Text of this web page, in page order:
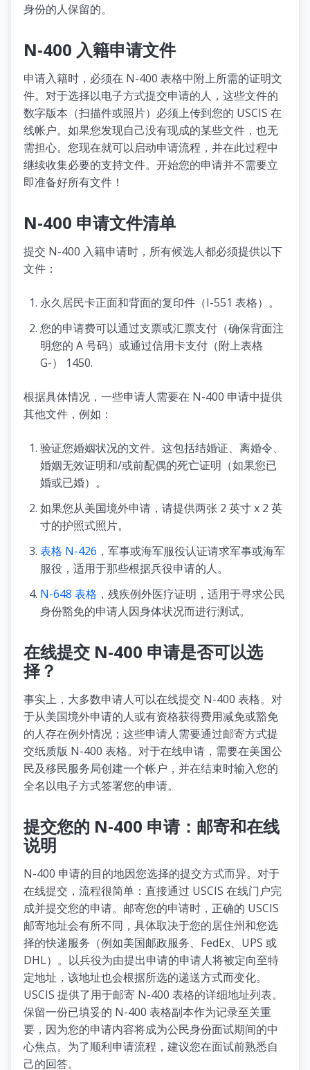
身份的人保留的。
N-400 入籍申请文件
申请入籍时，必须在 N-400 表格中附上所需的证明文
件。对于选择以电子方式提交申请的人，这些文件的
数字版本（扫描件或照片）必须上传到您的 USCIS 在
线帐户。如果您发现自己没有现成的某些文件，也无
需担心。您现在就可以启动申请流程，并在此过程中
继续收集必要的支持文件。开始您的申请并不需要立
即准备好所有文件！
N-400 申请文件清单
提交 N-400 入籍申请时，所有候选人都必须提供以下
文件：
永久居民卡正面和背面的复印件（I-551 表格）。
您的申请费可以通过支票或汇票支付（确保背面注
明您的 A 号码）或通过信用卡支付（附上表格
G-） 1450.
根据具体情况，一些申请人需要在 N-400 申请中提供
其他文件，例如：
验证您婚姻状况的文件。这包括结婚证、离婚令、
婚姻无效证明和/或前配偶的死亡证明（如果您已
婚或已婚）。
如果您从美国境外申请，请提供两张 2 英寸 x 2 英
寸的护照式照片。
表格 N-426 ，军事或海军服役认证请求军事或海军
服役，适用于那些根据兵役申请的人。
N-648 表格 ，残疾例外医疗证明，适用于寻求公民
身份豁免的申请人因身体状况而进行测试。
在线提交 N-400 申请是否可以选
择？
事实上，大多数申请人可以在线提交 N-400 表格。对
于从美国境外申请的人或有资格获得费用减免或豁免
的人存在例外情况；这些申请人需要通过邮寄方式提
交纸质版 N-400 表格。对于在线申请，需要在美国公
民及移民服务局创建一个帐户，并在结束时输入您的
全名以电子方式签署您的申请。
提交您的 N-400 申请：邮寄和在线
说明
N-400 申请的目的地因您选择的提交方式而异。对于
在线提交，流程很简单：直接通过 USCIS 在线门户完
成并提交您的申请。邮寄您的申请时，正确的 USCIS
邮寄地址会有所不同，具体取决于您的居住州和您选
择的快递服务（例如美国邮政服务、FedEx、UPS 或
DHL）。以兵役为由提出申请的申请人将被定向至特
定地址，该地址也会根据所选的递送方式而变化。
USCIS 提供了用于邮寄 N-400 表格的详细地址列表。
保留一份已填妥的 N-400 表格副本作为记录至关重
要，因为您的申请内容将成为公民身份面试期间的中
心焦点。为了顺利申请流程，建议您在面试前熟悉自
己的回答。